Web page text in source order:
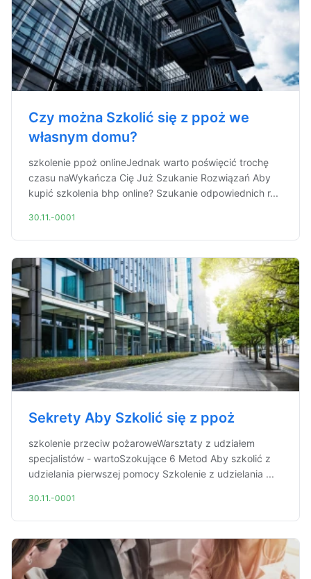
Czy można Szkolić się z ppoż we
własnym domu?
szkolenie ppoż onlineJednak warto poświęcić trochę
czasu naWykańcza Cię Już Szukanie Rozwiązań Aby
kupić szkolenia bhp online? Szukanie odpowiednich r...
30.11.-0001
Sekrety Aby Szkolić się z ppoż
szkolenie przeciw pożaroweWarsztaty z udziałem
specjalistów - wartoSzokujące 6 Metod Aby szkolić z
udzielania pierwszej pomocy Szkolenie z udzielania ...
30.11.-0001